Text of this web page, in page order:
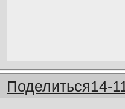
Поделиться14-